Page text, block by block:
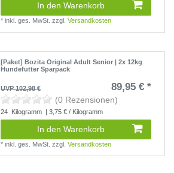
In den Warenkorb
*inkl. ges. MwSt. zzgl.Versandkosten
[Paket] Bozita Original Adult Senior | 2x 12kg
Hundefutter Sparpack
UVP 102,98 € 89,95 € *
(0 Rezensionen)
24 Kilogramm | 3,75 € / Kilogramm
In den Warenkorb
*inkl. ges. MwSt. zzgl.Versandkosten